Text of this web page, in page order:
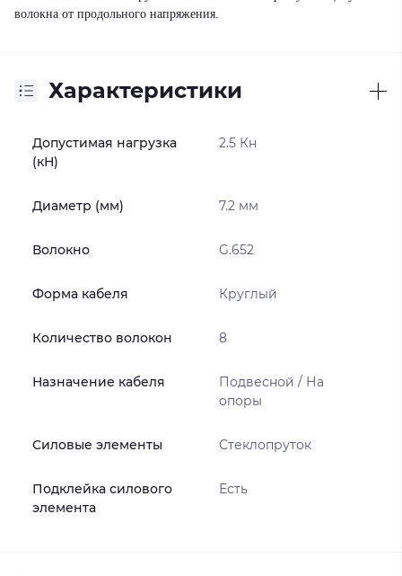
волокна от продольного напряжения.
Характеристики
Допустимая нагрузка
(кН)
2.5 Кн
Диаметр (мм) 7.2 мм
Волокно G.652
Форма кабеля Круглый
Количество волокон 8
Назначение кабеля
Подвесной / На
опоры
Силовые элементы Стеклопруток
Подклейка силового
элемента
Есть